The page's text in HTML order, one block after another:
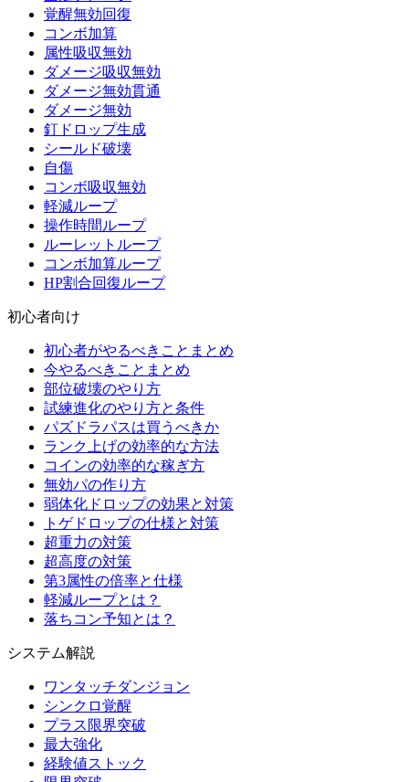
覚醒無効回復
コンボ加算
属性吸収無効
ダメージ吸収無効
ダメージ無効貫通
ダメージ無効
釘ドロップ生成
シールド破壊
自傷
コンボ吸収無効
軽減ループ
操作時間ループ
ルーレットループ
コンボ加算ループ
HP割合回復ループ
初心者向け
初心者がやるべきことまとめ
今やるべきことまとめ
部位破壊のやり方
試練進化のやり方と条件
パズドラパスは買うべきか
ランク上げの効率的な方法
コインの効率的な稼ぎ方
無効パの作り方
弱体化ドロップの効果と対策
トゲドロップの仕様と対策
超重力の対策
超高度の対策
第3属性の倍率と仕様
軽減ループとは？
落ちコン予知とは？
システム解説
ワンタッチダンジョン
シンクロ覚醒
プラス限界突破
最大強化
経験値ストック